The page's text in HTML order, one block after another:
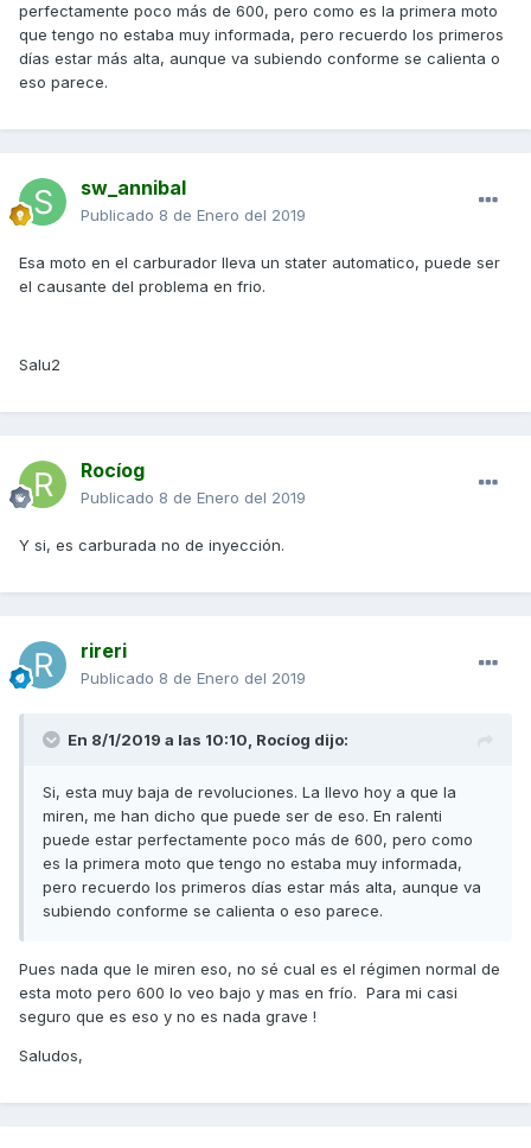
perfectamente poco más de 600, pero como es la primera moto
que tengo no estaba muy informada, pero recuerdo los primeros
días estar más alta, aunque va subiendo conforme se calienta o
eso parece.
sw_annibal
Publicado 8 de Enero del 2019
Esa moto en el carburador lleva un stater automatico, puede ser
el causante del problema en frio.
Salu2
Rocíog
Publicado 8 de Enero del 2019
Y si, es carburada no de inyección.
rireri
Publicado 8 de Enero del 2019
En 8/1/2019 a las 10:10, Rocíog dijo:
Si, esta muy baja de revoluciones. La llevo hoy a que la
miren, me han dicho que puede ser de eso. En ralenti
puede estar perfectamente poco más de 600, pero como
es la primera moto que tengo no estaba muy informada,
pero recuerdo los primeros días estar más alta, aunque va
subiendo conforme se calienta o eso parece.
Pues nada que le miren eso, no sé cual es el régimen normal de
esta moto pero 600 lo veo bajo y mas en frío. Para mi casi
seguro que es eso y no es nada grave !
Saludos,